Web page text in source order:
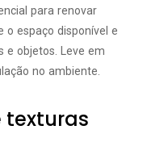
para renovar
o espaço disponível e
e objetos. Leve em
no ambiente.
texturas